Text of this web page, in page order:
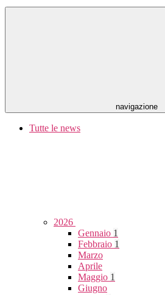
navigazione
Tutte le news
2026
Gennaio 1
Febbraio 1
Marzo
Aprile
Maggio 1
Giugno